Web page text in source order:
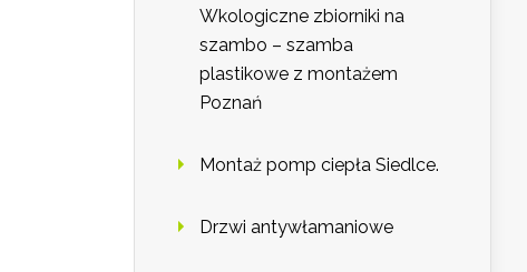
Wkologiczne zbiorniki na
szambo – szamba
plastikowe z montażem
Poznań
Montaż pomp ciepła Siedlce.
Drzwi antywłamaniowe